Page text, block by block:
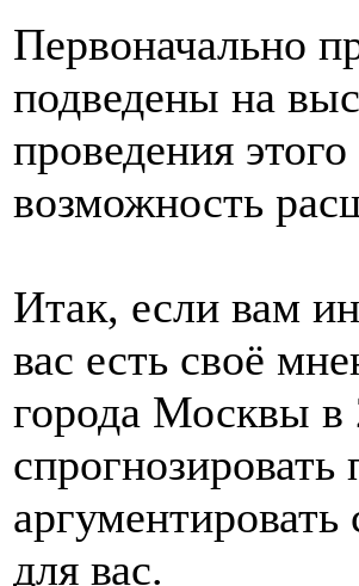
Первоначально
подведены на
проведения
возможность
Итак, если вам
вас есть своё
города Москвы в
для вас.